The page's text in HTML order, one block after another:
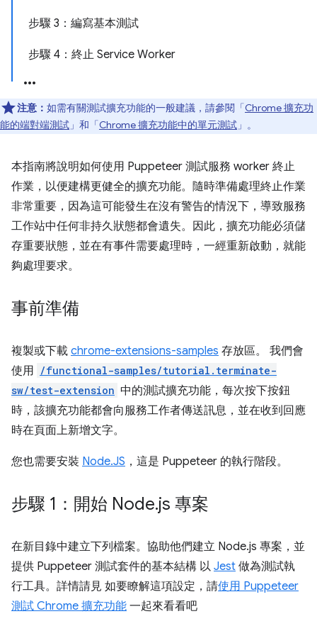
步驟 3：編寫基本測試
步驟 4：終止 Service Worker
注意： 如需有關測試擴充功能的一般建議，請參閱「Chrome 擴充功
能的端對端測試 」和「Chrome 擴充功能中的單元測試 」。
本指南將說明如何使用 Puppeteer 測試服務 worker 終止
作業，以便建構更健全的擴充功能。隨時準備處理終止作業
非常重要，因為這可能發生在沒有警告的情況下，導致服務
工作站中任何非持久狀態都會遺失。因此，擴充功能必須儲
存重要狀態，並在有事件需要處理時，一經重新啟動，就能
夠處理要求。
事前準備
複製或下載 chrome-extensions-samples 存放區。 我們會
使用 /functional-samples/tutorial.terminate-
sw/test-extension 中的測試擴充功能，每次按下按鈕
時，該擴充功能都會向服務工作者傳送訊息，並在收到回應
時在頁面上新增文字。
您也需要安裝 Node.JS ，這是 Puppeteer 的執行階段。
步驟 1：開始 Node.js 專案
在新目錄中建立下列檔案。協助他們建立 Node.js 專案，並
提供 Puppeteer 測試套件的基本結構 以 Jest 做為測試執
行工具。詳情請見 如要瞭解這項設定，請使用 Puppeteer
測試 Chrome 擴充功能 一起來看看吧